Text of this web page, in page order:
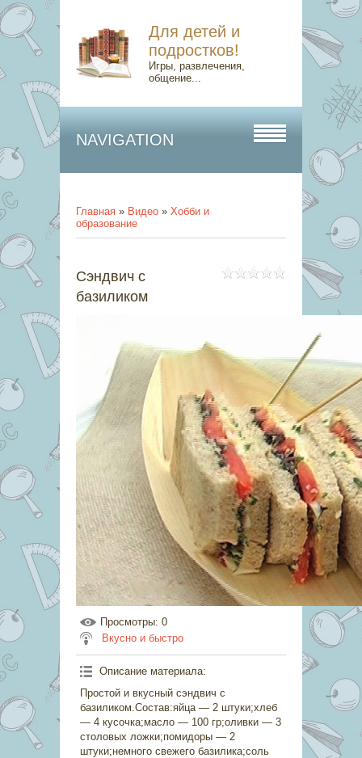
Для детей и
подростков!
Игры, развлечения,
общение...
NAVIGATION
Главная » Видео » Хобби и
образование
Сэндвич с
базиликом
Просмотры: 0
Вкусно и быстро
Описание материала:
Простой и вкусный сэндвич с
базиликом.Состав:яйца — 2 штуки;хлеб
— 4 кусочка;масло — 100 гр;оливки — 3
столовых ложки;помидоры — 2
штуки;немного свежего базилика;соль